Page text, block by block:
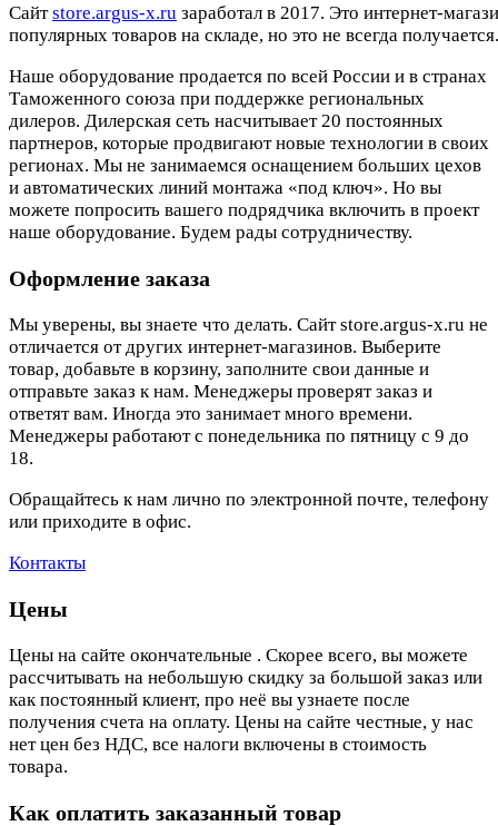
Cайтstore.argus-x.ru заработал в 2017. Это интернет-
популярных товаров на складе, но это не всегда
Наше оборудование продается по всей России и в странах
Таможенного союза при поддержке региональных
дилеров. Дилерская сеть насчитывает 20 постоянных
партнеров, которые продвигают новые технологии в своих
регионах. Мы не занимаемся оснащением больших цехов
и автоматических линий монтажа «под ключ». Но вы
можете попросить вашего подрядчика включить в проект
наше оборудование. Будем рады сотрудничеству.
Оформление заказа
Мы уверены, вы знаете что делать. Сайт store.argus-x.ru не
отличается от других интернет-магазинов. Выберите
товар, добавьте в корзину, заполните свои данные и
отправьте заказ к нам. Менеджеры проверят заказ и
ответят вам. Иногда это занимает много времени.
Менеджеры работают с понедельника по пятницу с 9 до
18.
Обращайтесь к нам лично по электронной почте, телефону
или приходите в офис.
Контакты
Цены
Цены на сайте окончательные . Скорее всего, вы можете
рассчитывать на небольшую скидку за большой заказ или
как постоянный клиент, про неё вы узнаете после
получения счета на оплату. Цены на сайте честные, у нас
нет цен без НДС, все налоги включены в стоимость
товара.
Как оплатить заказанный товар